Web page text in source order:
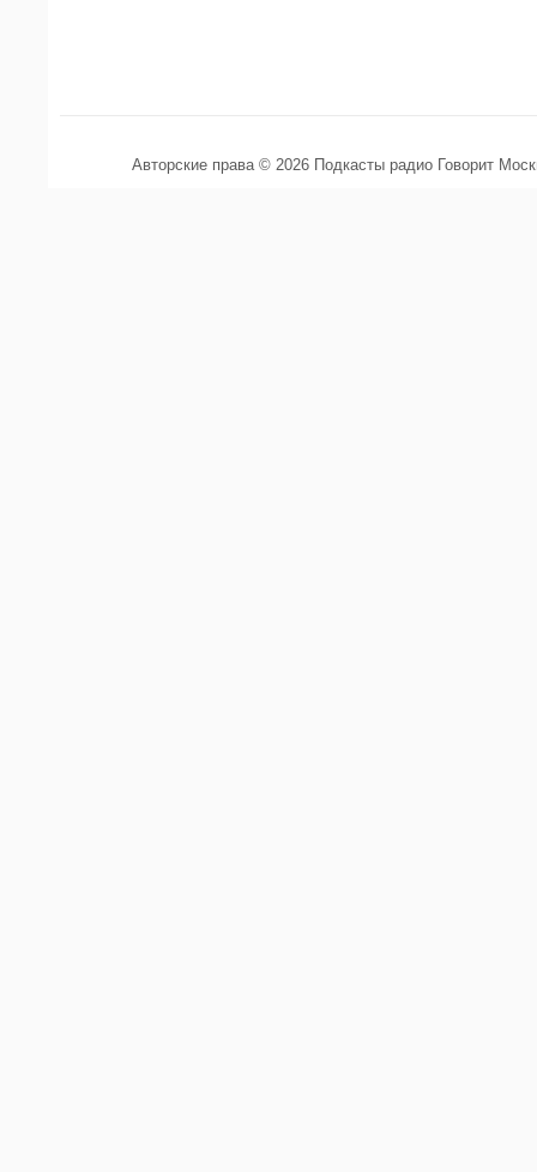
Авторские права © 2026 Подкасты радио Говорит